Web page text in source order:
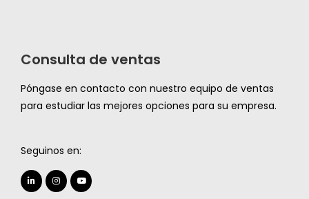
Consulta de ventas
Póngase en contacto con nuestro equipo de ventas
para estudiar las mejores opciones para su empresa.
Seguinos en: